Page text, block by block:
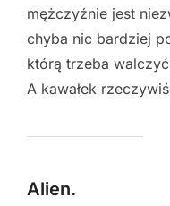
mężczyźnie jest
chyba nic bardziej
którą trzeba
A kawałek
Alien.